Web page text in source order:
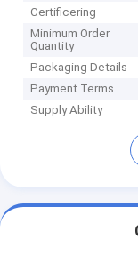
Certificering
Minimum Order
Quantity
Packaging Details
Payment Terms
Supply Ability